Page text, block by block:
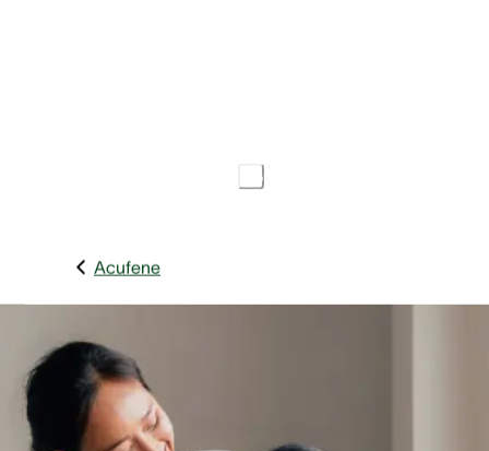
Acufene
normale sentirsi spaesati, soprattutto se si tratta del nostro
primo incontro con la malattia.
Pertanto, il primo passo per aiutare qualcuno affetto da
acufene è cercare di capirne a fondo stato d’animo ed